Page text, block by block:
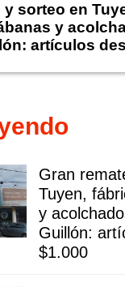
y sorteo en
y
artículos
Gran
Tuyen,
y
Guillón:
$1.000